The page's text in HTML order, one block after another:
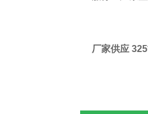
厂家供应